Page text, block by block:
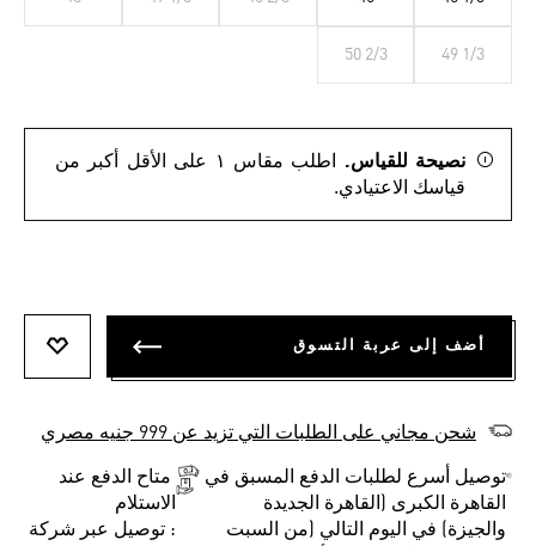
49 1/3
50 2/3
نصيحة للقياس.
اطلب مقاس ١ على الأقل أكبر من
قياسك الاعتيادي.
أضف إلى عربة التسوق
شحن مجاني على الطلبات التي تزيد عن 999 جنيه مصري
توصيل أسرع لطلبات الدفع المسبق في
القاهرة الكبرى (القاهرة الجديدة
والجيزة) في اليوم التالي (من السبت
متاح الدفع عند
الاستلام
: توصيل عبر شركة